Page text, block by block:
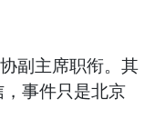
副主席职衔。其
事件只是北京